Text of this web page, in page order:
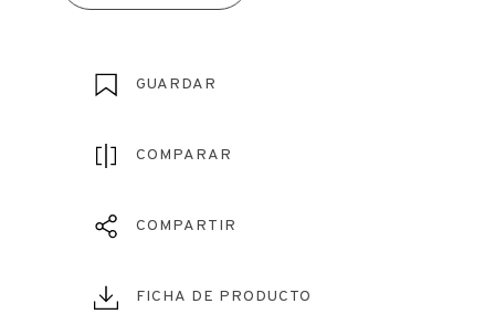
GUARDAR
COMPARAR
COMPARTIR
FICHA DE PRODUCTO